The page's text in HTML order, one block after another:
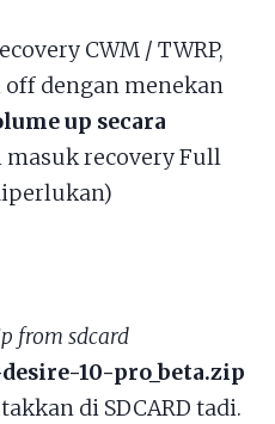
CWM / TWRP,
dengan menekan
up secara
masuk recovery Full
from sdcard
10-pro_beta.zip
di SDCARD tadi.